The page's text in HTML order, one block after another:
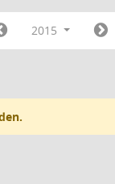
2015